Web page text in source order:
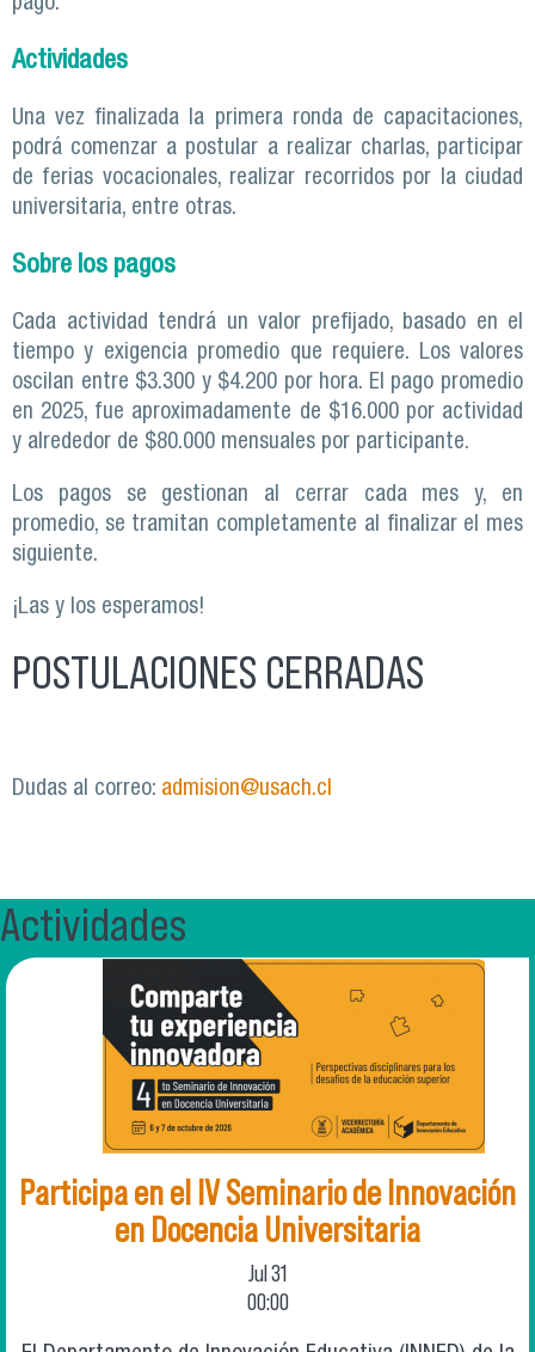
Actividades
Una vez finalizada la primera ronda de capacitaciones,
podrá comenzar a postular a realizar charlas, participar
de ferias vocacionales, realizar recorridos por la ciudad
universitaria, entre otras.
Sobre los pagos
Cada actividad tendrá un valor prefijado, basado en el
tiempo y exigencia promedio que requiere. Los valores
oscilan entre $3.300 y $4.200 por hora. El pago promedio
en 2025, fue aproximadamente de $16.000 por actividad
y alrededor de $80.000 mensuales por participante.
Los pagos se gestionan al cerrar cada mes y, en
promedio, se tramitan completamente al finalizar el mes
siguiente.
¡Las y los esperamos!
POSTULACIONES CERRADAS
Dudas al correo: admision@usach.cl
Actividades
Participa en el IV Seminario de Innovación
en Docencia Universitaria
Jul 31
00:00